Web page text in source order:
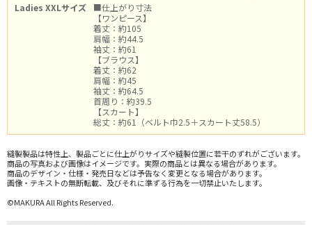
Ladies XXLサイズ
■仕上がり寸法
【ワンピース】
着丈：約105
肩幅：約44.5
袖丈：約61
【ブラウス】
着丈：約62
肩幅：約45
袖丈：約64.5
首周り：約39.5
【スカート】
総丈：約61（ベルト巾2.5＋スカート丈58.5）
縫製製品は特性上、製品ごとに仕上がりサイズや縫製位置に若干のずれがございます。
商品の写真および画像はイメージです。実際の商品とは異なる場合があります。
商品のデザイン・仕様・発売日などは予告なく変更となる場合があります。
画像・テキストの無断転載、及びそれに準ずる行為を一切禁止いたします。
©MAKURA All Rights Reserved.